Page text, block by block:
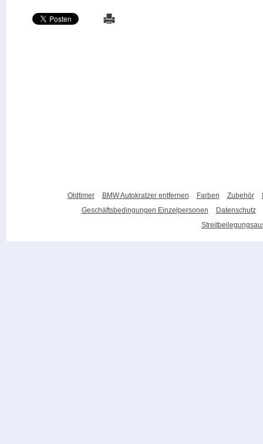
Oldtimer BMW Autokratzer entfernen Farben Zubehör
Geschäftsbedingungen Einzelpersonen
Datenschutz